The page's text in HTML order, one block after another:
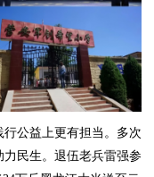
公益上更有担当。多次
民生。退伍老兵雷强参